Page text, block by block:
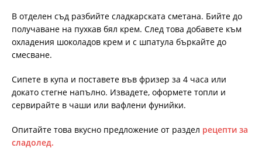
В отделен съд разбийте сладкарската сметана. Бийте до
получаване на пухкав бял крем. След това добавете към
охладения шоколадов крем и с шпатула бъркайте до
смесване.
Сипете в купа и поставете във фризер за 4 часа или
докато стегне напълно. Извадете, оформете топли и
сервирайте в чаши или вафлени фунийки.
Опитайте това вкусно предложение от раздел рецепти за
сладолед.